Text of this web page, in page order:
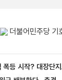
더불어민주당 기